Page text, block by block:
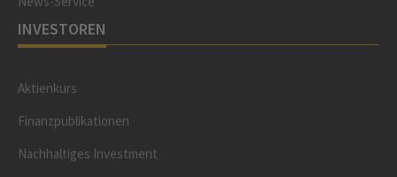
INVESTOREN
Aktienkurs
Finanzpublikationen
Nachhaltiges Investment